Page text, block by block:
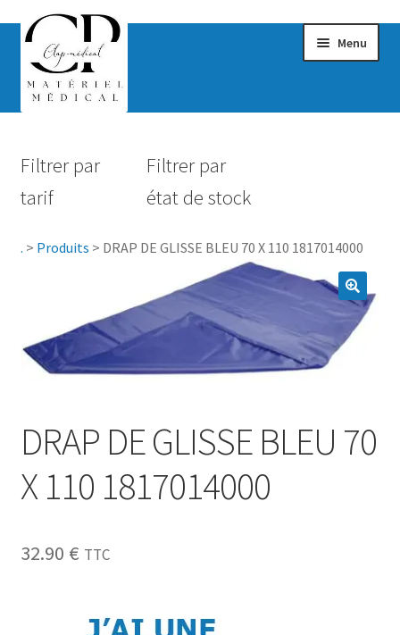
Menu
Hygiène
Accessoires Salle de bain
Sécurité
Pro.
Filtrer par
tarif
Filtrer par
état de stock
. > Produits > DRAP DE GLISSE BLEU 70 X 110 1817014000
DRAP DE GLISSE BLEU 70
X 110 1817014000
32.90 € TTC